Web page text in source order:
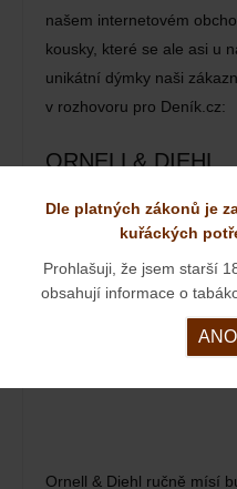
našem internetovém
kousky, které se ale asi u
unikátní dýmky naši
v rozhovoru pro Deník.cz:
ORNELL& DIEHL
23. 03. 2024
Ornell & Diehl ručně mísí
Dle platných zákonů je
kuřáckých
Prohlašuji, že jsem starší
obsahují informace o
ANO